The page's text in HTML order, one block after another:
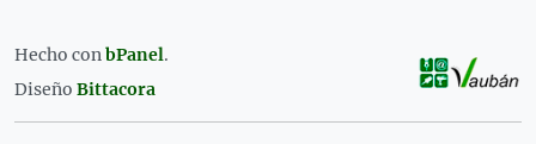
Hecho conbPanel.
Diseño Bittacora